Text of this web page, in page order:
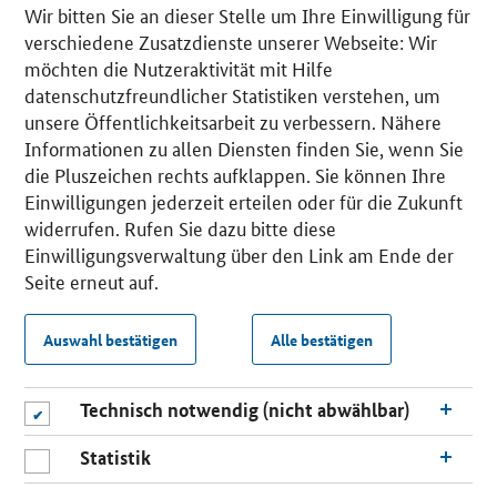
Wir bitten Sie an dieser Stelle um Ihre Einwilligung für
verschiedene Zusatzdienste unserer Webseite: Wir
möchten die Nutzeraktivität mit Hilfe
datenschutzfreundlicher Statistiken verstehen, um
unsere Öffentlichkeitsarbeit zu verbessern. Nähere
Informationen zu allen Diensten finden Sie, wenn Sie
die Pluszeichen rechts aufklappen. Sie können Ihre
Einwilligungen jederzeit erteilen oder für die Zukunft
widerrufen. Rufen Sie dazu bitte diese
Einwilligungsverwaltung über den Link am Ende der
Seite erneut auf.
Auswahl bestätigen Alle bestätigen
Technisch notwendig (nicht abwählbar)
Statistik